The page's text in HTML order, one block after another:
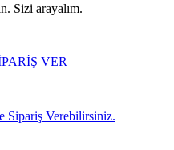
Sizi arayalım.
VER
Sipariş Verebilirsiniz.